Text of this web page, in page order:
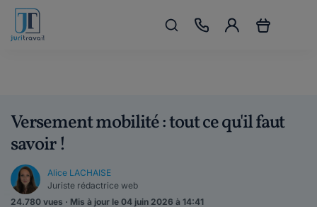
Versement mobilité : tout ce qu'il faut
savoir !
Alice LACHAISE
Juriste rédactrice web
24.780 vues · Mis à jour le 04 juin 2026 à 14:41